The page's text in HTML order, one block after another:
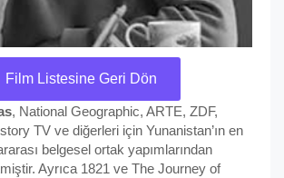
Film Listesine Geri Dön
, National Geographic, ARTE, ZDF,
TV ve diğerleri için Yunanistan’ın en
belgesel ortak yapımlarından
Ayrıca 1821 ve The Journey of